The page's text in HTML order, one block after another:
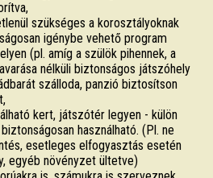
szükséges a korosztályoknak
igénybe vehető program
(pl. amíg a szülök pihennek, a
nélküli biztonságos játszóhely
szálloda, panzió biztosítson
kert, játszótér legyen - külön
használható. (Pl. ne
esetleges elfogyasztás esetén
egyéb növényzet ültetve)